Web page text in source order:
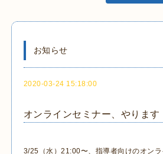
お知らせ
2020-03-24 15:18:00
オンラインセミナー、やります
3/25（水）21:00〜、指導者向けのオン